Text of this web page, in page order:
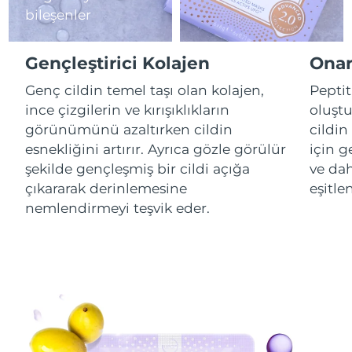
bileşenler
Gençleştirici Kolajen
Genç cildin temel taşı olan kolajen,
ince çizgilerin ve kırışıklıkların
görünümünü azaltırken cildin
esnekliğini artırır. Ayrıca gözle görülür
şekilde gençleşmiş bir cildi açığa
çıkararak derinlemesine
nemlendirmeyi teşvik eder.
cildin
için
ve
Çin Makao ÖİB Tahmini teslim tarihi8/13/26
Malezya Tahmini teslim tarihi 8/14/26
Malta Tahmini teslim tarihi 8/11/26
Meksika Tahmini teslim tarihi 8/15/26
Monako Tahmini teslim tarihi 8/12/26
Norveç
Umman Tahmini teslim tarihi